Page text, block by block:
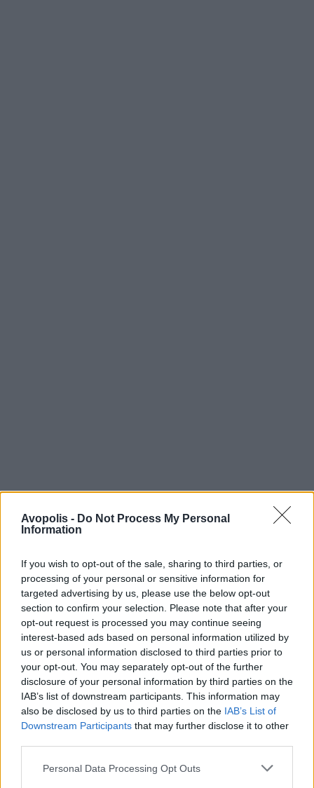
Avopolis - Do Not Process My Personal
Information
If you wish to opt-out of the sale, sharing to third parties, or
processing of your personal or sensitive information for
targeted advertising by us, please use the below opt-out
section to confirm your selection. Please note that after your
opt-out request is processed you may continue seeing
interest-based ads based on personal information utilized by
us or personal information disclosed to third parties prior to
your opt-out. You may separately opt-out of the further
disclosure of your personal information by third parties on the
IAB’s list of downstream participants. This information may
also be disclosed by us to third parties on the IAB’s List of
Downstream Participants that may further disclose it to other
Personal Data Processing Opt Outs